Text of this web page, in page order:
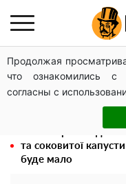
Продолжая
что ознакомились с
согласны с
Олена Тополя злив
"Антитіла" Тарас
Повністю гола Анна
таких розмірів ви
та соковитої
буде мало